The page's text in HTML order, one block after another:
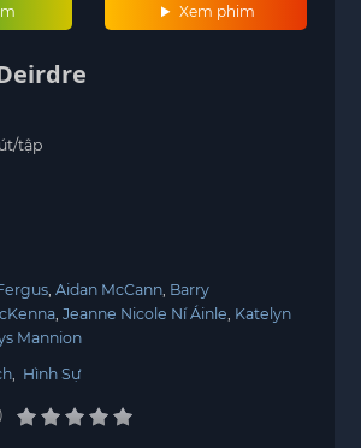
Xem phim
tập
Aidan McCann Barry
Jeanne Nicole Ní Áinle Katelyn
Mannion
Hình Sự